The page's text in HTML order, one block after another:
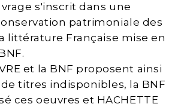
s'inscrit dans une
patrimoniale des
littérature Française mise en
et la BNF proposent ainsi
titres indisponibles, la BNF
ces oeuvres et HACHETTE